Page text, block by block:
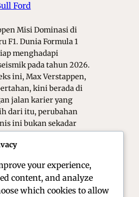
Ford
Misi Dominasi di
F1. Dunia Formula 1
menghadapi
pada tahun 2026.
ini, Max Verstappen,
kini berada di
jalan karier yang
dari itu, perubahan
ini bukan sekadar
Red Bull Racing pun
your experience,
content, and analyze
which cookies to allow